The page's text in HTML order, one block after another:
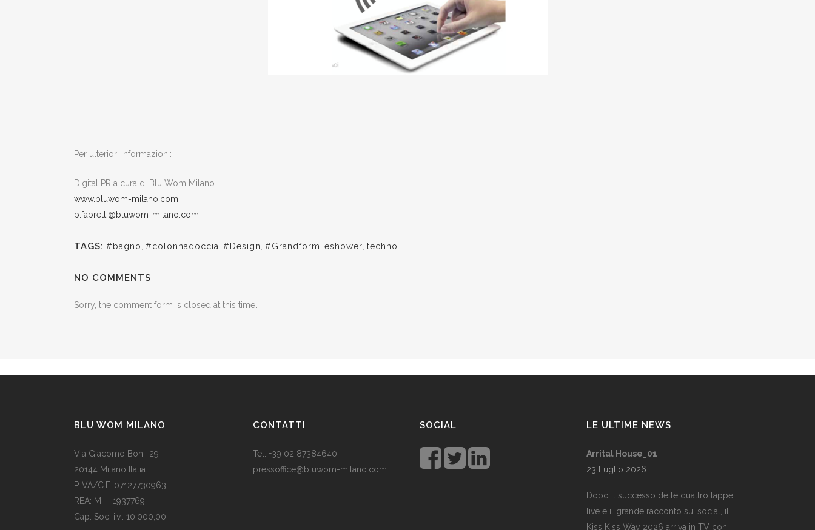
Per ulteriori informazioni:
Digital PR a cura di Blu Wom Milano
www.bluwom-milano.com
p.fabretti@bluwom-milano.com
TAGS: #bagno #colonnadoccia #Design #Grandform eshower techno
NO COMMENTS
Sorry, the comment form is closed at this time.
BLU WOM MILANO
Via Giacomo Boni, 29
20144 Milano Italia
P.IVA/C.F. 07127730963
REA: MI – 1937769
Cap. Soc. i.v.: 10.000,00
CONTATTI
Tel. +39 02 87384640
pressoffice@bluwom-milano.com
SOCIAL LE ULTIME NEWS
Arrital House_01
23 Luglio 2026
Dopo il successo delle quattro tappe
live e il grande racconto sui social, il
Kiss Kiss Way 2026 arriva in TV con